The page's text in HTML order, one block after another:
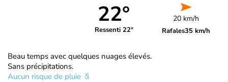
22°
Ressenti 22°
20 km/h
Rafales35 km/h
Beau temps avec quelques nuages élevés.
Sans précipitations.
Aucun risque de pluie